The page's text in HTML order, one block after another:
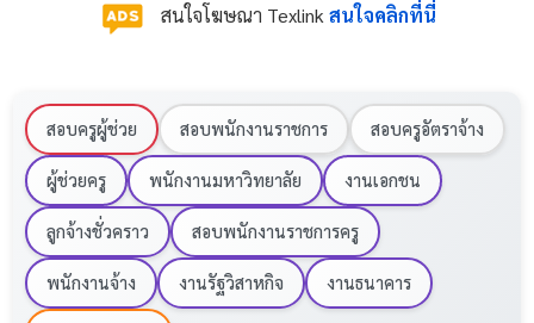
สนใจโฆษณา Texlink สนใจคลิกที่นี่
สอบครูผู้ช่วย สอบพนักงานราชการ สอบครูอัตราจ้าง
ผู้ช่วยครู พนักงานมหาวิทยาลัย งานเอกชน
ลูกจ้างชั่วคราว สอบพนักงานราชการครู
พนักงานจ้าง งานรัฐวิสาหกิจ งานธนาคาร